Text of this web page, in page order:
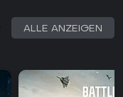
ALLE ANZEIGEN